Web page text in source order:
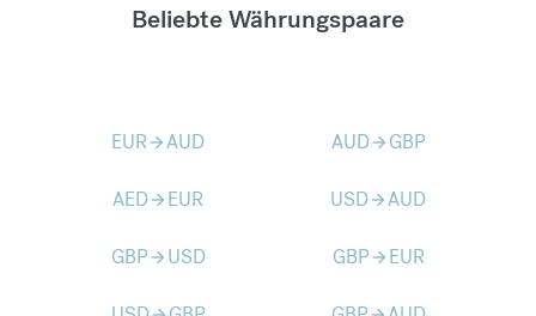
Beliebte Währungspaare
EURarrow_forwardAUD AUDarrow_forward GBP
AEDarrow_forward EUR USDarrow_forwardAUD
GBParrow_forward USD GBParrow_forward EUR